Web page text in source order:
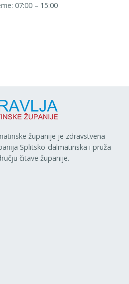
07:00 – 15:00
županije je zdravstvena
Splitsko-dalmatinska i pruža
čitave županije.